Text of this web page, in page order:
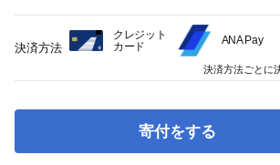
寄付をする
決済方法
クレジット
カード
ANA Pay
決済方法ごとに